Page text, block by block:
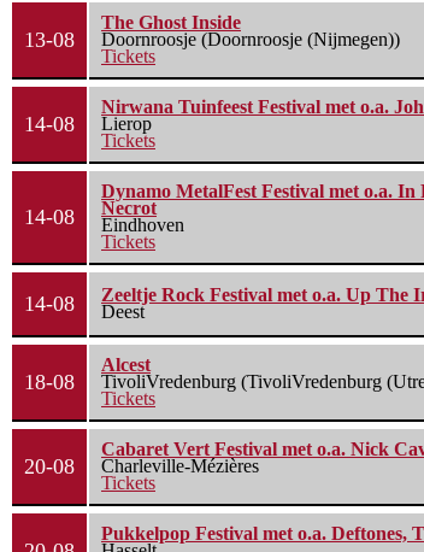
13-08
The Ghost Inside
Doornroosje (Doornroosje (Nijmegen))
Tickets
14-08
Nirwana Tuinfeest Festival met o.a.
Lierop
Tickets
14-08
Dynamo MetalFest Festival met o.a.
Necrot
Eindhoven
Tickets
14-08
Zeeltje Rock Festival met o.a. Up The
Deest
18-08
Alcest
TivoliVredenburg (TivoliVredenburg
Tickets
20-08
Cabaret Vert Festival met o.a. Nick
Charleville-Mézières
Tickets
Pukkelpop Festival met o.a. Deftones,